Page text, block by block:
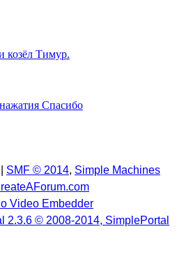
козёл Тимур.
Спасибо
SMF © 2014, Simple Machines
Video Embedder
2.3.6 © 2008-2014, SimplePortal